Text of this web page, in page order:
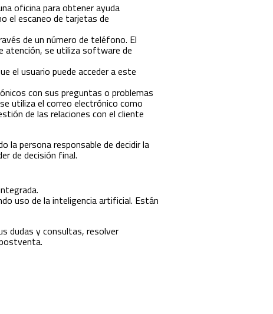
oficina para obtener ayuda
el escaneo de tarjetas de
de un número de teléfono. El
atención, se utiliza software de
el usuario puede acceder a este
con sus preguntas o problemas
utiliza el correo electrónico como
de las relaciones con el cliente
la persona responsable de decidir la
de decisión final.
uso de la inteligencia artificial. Están
dudas y consultas, resolver